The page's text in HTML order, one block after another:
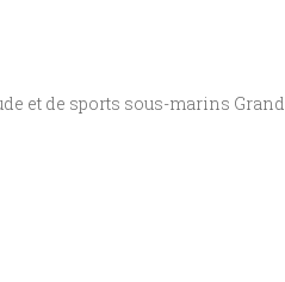
et de sports sous-marins Grand